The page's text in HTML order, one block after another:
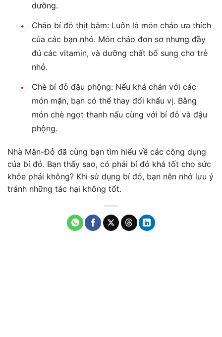
dưỡng.
Cháo bí đỏ thịt bằm: Luôn là món cháo ưa thích
của các bạn nhỏ. Món cháo đơn sơ nhưng đầy
đủ các vitamin, và dưỡng chất bổ sung cho trẻ
nhỏ.
Chè bí đỏ đậu phộng: Nếu khá chán với các
món mặn, bạn có thể thay đổi khẩu vị. Bằng
món chè ngọt thanh nấu cùng với bí đỏ và đậu
phộng.
Nhà Mận-Đỏ đã cùng bạn tìm hiểu về các công dụng
của bí đỏ. Bạn thấy sao, có phải bí đỏ khá tốt cho sức
khỏe phải không? Khi sử dụng bí đỏ, bạn nên nhớ lưu ý
tránh những tác hại không tốt.